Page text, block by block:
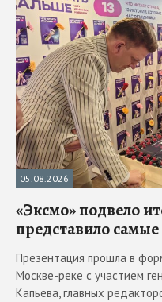
05.08.2026
«Эксмо» подвело
представило
Презентация прошла в
Москве-реке с участием
Капьева, главных